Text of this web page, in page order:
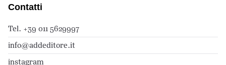
Contatti
Tel. +39 011 5629997
info@addeditore.it
instagram